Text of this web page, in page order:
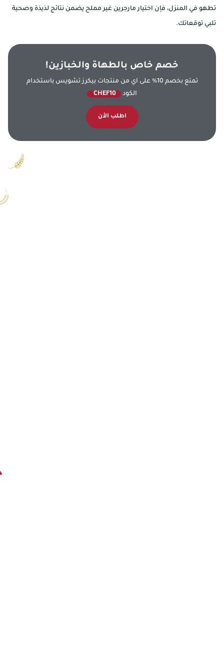
تطهو في المنزل، فإن اختيار مارجرين غير مملح يضمن نتائج لذيذة وصحية
تلبي توقعاتك.
خصم خاص بالطهاة والخبازين!
تمتع بخصم 10% على اي من منتجات بيكرز تشويس باستخدام
الكود
CHEF10
اطلب الأن